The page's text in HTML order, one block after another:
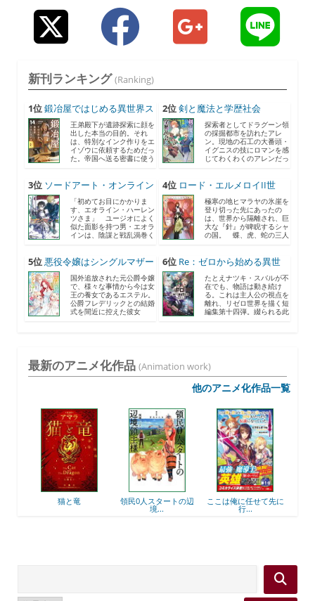
新刊ランキング (Ranking)
1位鍛冶屋ではじめる異世界ス
ロ...
王弟殿下が遺跡探索に顔を
出した本当の目的。それ
は、特別なインク作りをエ
イゾウに依頼するためだっ
た。帝国へ送る密書に使う
2位剣と魔法と学歴社会
8 〜...
探索者としてドラグーン領
の採掘都市を訪れたアレ
ン。現地の石工の大番頭・
イグニスの技にロマンを感
じてわくわくのアレンだっ
3位 ソードアート・オンライン
2...
「初めてお目にかかりま
す、エオライン・ハーレン
ツさま」 ユージオによく
似た面影を持つ男・エオラ
インは、陰謀と戦乱渦巻く
4位 ロード・エルメロイII世
の...
極寒の地ヒマラヤの氷崖を
登り切った先にあったの
は、世界から隔離され、巨
大な『針』が睥睨するシャ
の国。 蝶、虎、蛇の三人
5位悪役令嬢はシングルマザー
に...
国外追放された元公爵令嬢
で、様々な事情から今は女
王の養女であるエステル。
公爵フレデリックとの結婚
式を間近に控えた彼女
6位 Re：ゼロから始める異世
界...
たとえナツキ・スバルが不
在でも、物語は動き続け
る。これは主人公の視点を
離れ、リゼロ世界を描く短
編集第十四弾。綴られる此
最新のアニメ化作品 (Animation work)
他のアニメ化作品一覧
猫と竜 領民0人スタートの辺
境...
ここは俺に任せて先に
行...